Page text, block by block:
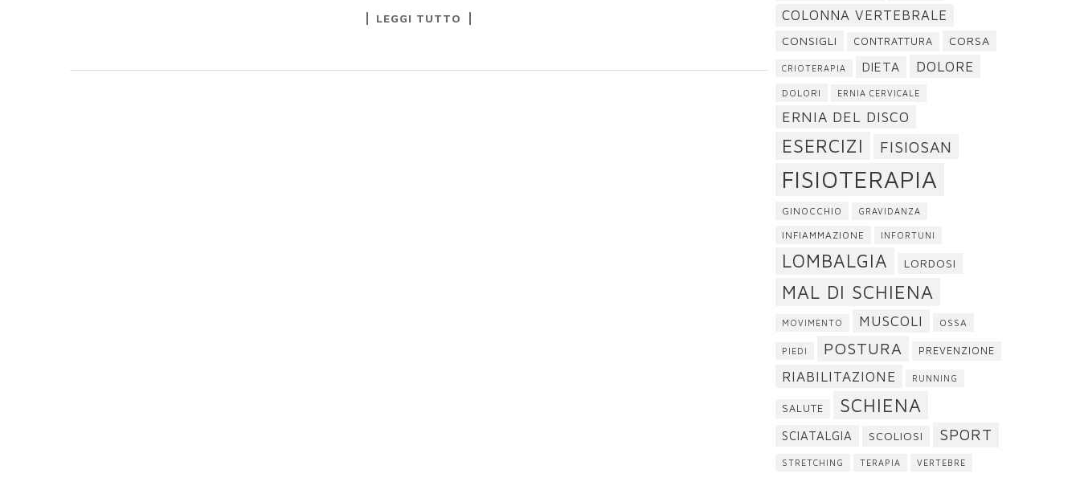
LEGGI TUTTO COLONNA VERTEBRALE
CONSIGLI CONTRATTURA CORSA
CRIOTERAPIA DIETA DOLORE
DOLORI ERNIA CERVICALE
ERNIA DEL DISCO
ESERCIZI FISIOSAN
FISIOTERAPIA
GINOCCHIO GRAVIDANZA
INFIAMMAZIONE INFORTUNI
LOMBALGIA LORDOSI
MAL DI SCHIENA
MOVIMENTO MUSCOLI OSSA
PIEDI POSTURA PREVENZIONE
RIABILITAZIONE RUNNING
SALUTE SCHIENA
SCIATALGIA SCOLIOSI SPORT
STRETCHING TERAPIA VERTEBRE